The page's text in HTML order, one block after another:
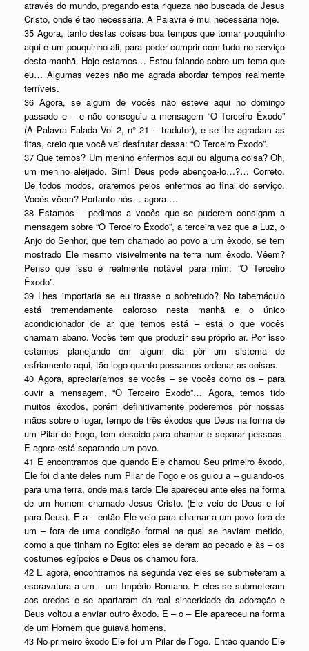
através do mundo, pregando esta riqueza não buscada de Jesus
Cristo, onde é tão necessária. A Palavra é mui necessária hoje.
35 Agora, tanto destas coisas boa tempos que tomar pouquinho
aqui e um pouquinho ali, para poder cumprir com tudo no serviço
desta manhã. Hoje estamos… Estou falando sobre um tema que
eu… Algumas vezes não me agrada abordar tempos realmente
terríveis.
36 Agora, se algum de vocês não esteve aqui no domingo
passado e – e não conseguiu a mensagem “O Terceiro Êxodo”
(A Palavra Falada Vol 2, n° 21 – tradutor), e se lhe agradam as
fitas, creio que você vai desfrutar dessa: “O Terceiro Êxodo”.
37 Que temos? Um menino enfermos aqui ou alguma coisa? Oh,
um menino aleijado. Sim! Deus pode abençoa-lo…?… Correto.
De todos modos, oraremos pelos enfermos ao final do serviço.
Vocês vêem? Portanto nós… agora….
38 Estamos – pedimos a vocês que se puderem consigam a
mensagem sobre “O Terceiro Êxodo”, a terceira vez que a Luz, o
Anjo do Senhor, que tem chamado ao povo a um êxodo, se tem
mostrado Ele mesmo visivelmente na terra num êxodo. Vêem?
Penso que isso é realmente notável para mim: “O Terceiro
Êxodo”.
39 Lhes importaria se eu tirasse o sobretudo? No tabernáculo
está tremendamente caloroso nesta manhã e o único
acondicionador de ar que temos está – está o que vocês
chamam abano. Vocês tem que produzir seu próprio ar. Por isso
estamos planejando em algum dia pôr um sistema de
esfriamento aqui, tão logo quanto possamos ordenar as coisas.
40 Agora, apreciaríamos se vocês – se vocês como os – para
ouvir a mensagem, “O Terceiro Êxodo”… Agora, temos tido
muitos êxodos, porém definitivamente poderemos pôr nossas
mãos sobre o lugar, tempo de três êxodos que Deus na forma de
um Pilar de Fogo, tem descido para chamar e separar pessoas.
E agora está separando um povo.
41 E encontramos que quando Ele chamou Seu primeiro êxodo,
Ele foi diante deles num Pilar de Fogo e os guiou a – guiando-os
para uma terra, onde mais tarde Ele apareceu ante eles na forma
de um homem chamado Jesus Cristo. (Ele veio de Deus e foi
para Deus). E a – então Ele veio para chamar a um povo fora de
um – fora de uma condição formal na qual se haviam metido,
como a que tinham no Egito: eles se deram ao pecado e às – os
costumes egípcios e Deus os chamou fora.
42 E agora, encontramos na segunda vez eles se submeteram a
escravatura a um – um Império Romano. E eles se submeteram
aos credos e se apartaram da real sinceridade da adoração e
Deus voltou a enviar outro êxodo. E – o – Ele apareceu na forma
de um Homem que guiava homens.
43 No primeiro êxodo Ele foi um Pilar de Fogo. Então quando Ele